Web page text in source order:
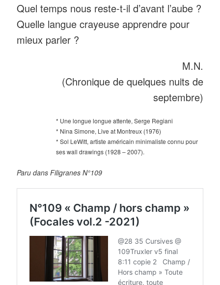
Quel temps nous reste-t-il d’avant l’aube ?
Quelle langue crayeuse apprendre pour
mieux parler ?
M.N.
(Chronique de quelques nuits de
septembre)
* Une longue longue attente, Serge Regiani
* Nina Simone, Live at Montreux (1976)
* Sol LeWitt, artiste américain minimaliste connu pour
ses wall drawings (1928 – 2007).
Paru dans Filigranes N°109